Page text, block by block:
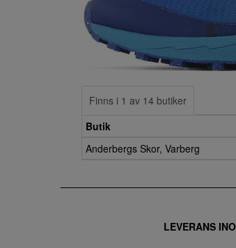
Finns i 1 av 14 butiker
Butik
Anderbergs Skor, Varberg
LEVERANS